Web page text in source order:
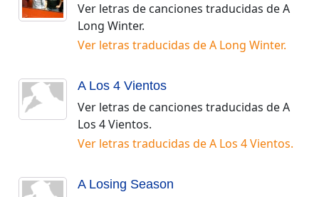
Ver letras de canciones traducidas deA
Long Winter.
Ver letras traducidas deA Long Winter.
A Los 4 Vientos
Ver letras de canciones traducidas deA
Los 4 Vientos.
Ver letras traducidas deA Los 4 Vientos.
A Losing Season